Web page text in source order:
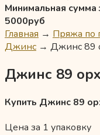
Минимальная
5000руб
Главная → Пряжа по
Джинс → Джинс 89
Джинс 89
Купить Джинс 89
Цена за 1 упаковку